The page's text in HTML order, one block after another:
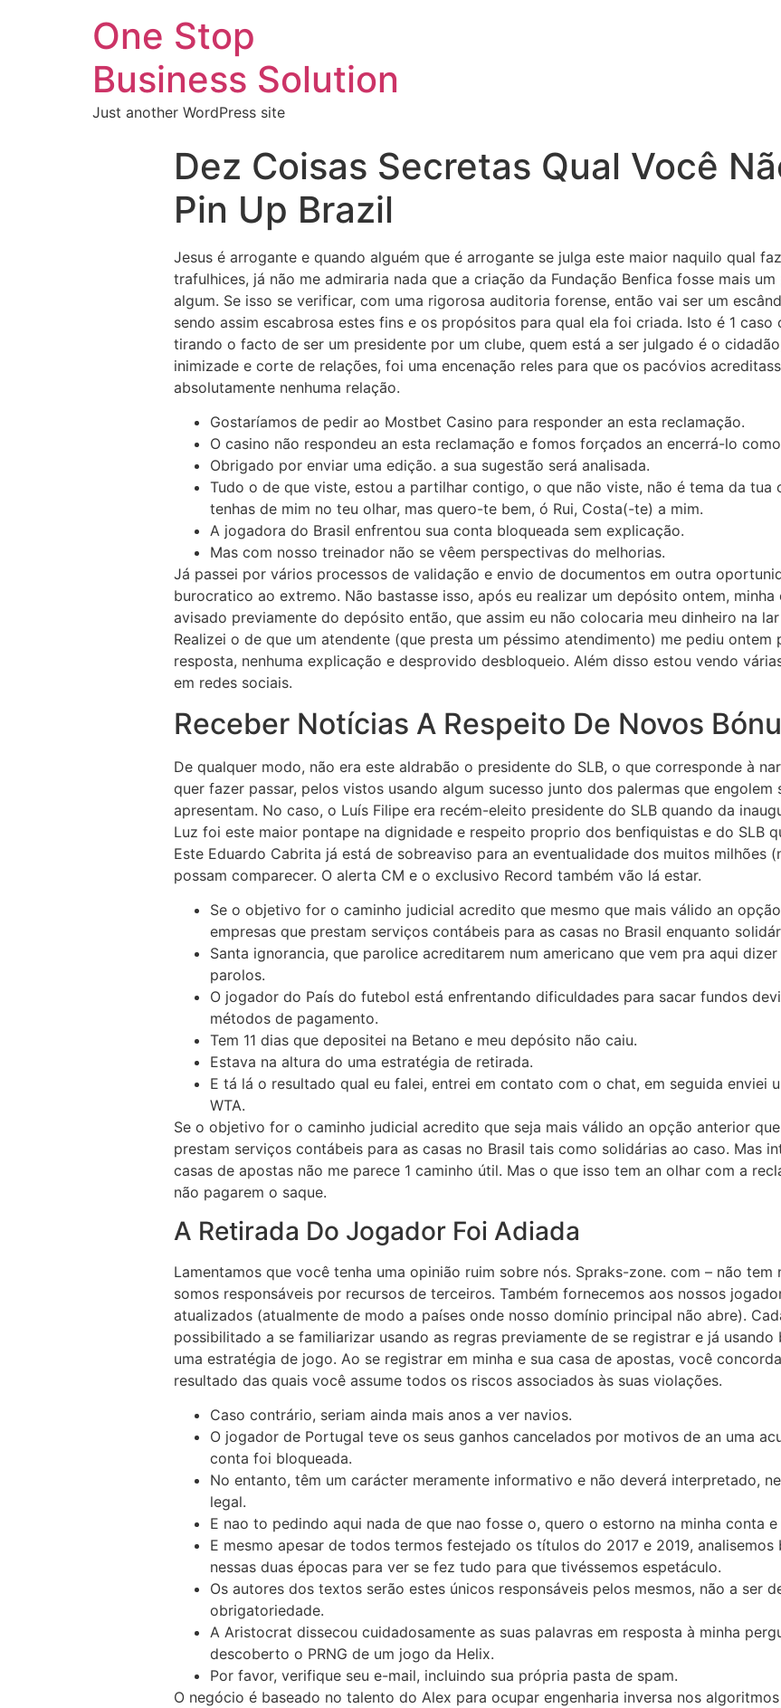
One Stop
Business Solution
Just another WordPress site
Dez Coisas Secretas Qual Você
Pin Up Brazil
Jesus é arrogante e quando alguém que é arrogante se julga este maior naquilo qual
trafulhices, já não me admiraria nada que a criação da Fundação Benfica fosse mais
algum. Se isso se verificar, com uma rigorosa auditoria forense, então vai ser um
sendo assim escabrosa estes fins e os propósitos para qual ela foi criada. Isto é 1
tirando o facto de ser um presidente por um clube, quem está a ser julgado é o
inimizade e corte de relações, foi uma encenação reles para que os pacóvios
absolutamente nenhuma relação.
Gostaríamos de pedir ao Mostbet Casino para responder an esta reclamação.
O casino não respondeu an esta reclamação e fomos forçados an encerrá-lo como
Obrigado por enviar uma edição. a sua sugestão será analisada.
Tudo o de que viste, estou a partilhar contigo, o que não viste, não é tema da tua
tenhas de mim no teu olhar, mas quero-te bem, ó Rui, Costa(-te) a mim.
A jogadora do Brasil enfrentou sua conta bloqueada sem explicação.
Mas com nosso treinador não se vêem perspectivas do melhorias.
Já passei por vários processos de validação e envio de documentos em outra
burocratico ao extremo. Não bastasse isso, após eu realizar um depósito ontem,
avisado previamente do depósito então, que assim eu não colocaria meu dinheiro na
Realizei o de que um atendente (que presta um péssimo atendimento) me pediu ontem
resposta, nenhuma explicação e desprovido desbloqueio. Além disso estou vendo
em redes sociais.
Receber Notícias A Respeito De Novos
De qualquer modo, não era este aldrabão o presidente do SLB, o que corresponde à
quer fazer passar, pelos vistos usando algum sucesso junto dos palermas que engolem
apresentam. No caso, o Luís Filipe era recém-eleito presidente do SLB quando da
Luz foi este maior pontape na dignidade e respeito proprio dos benfiquistas e do SLB
Este Eduardo Cabrita já está de sobreaviso para an eventualidade dos muitos milhões
possam comparecer. O alerta CM e o exclusivo Record também vão lá estar.
Se o objetivo for o caminho judicial acredito que mesmo que mais válido an
empresas que prestam serviços contábeis para as casas no Brasil enquanto
Santa ignorancia, que parolice acreditarem num americano que vem pra aqui
parolos.
O jogador do País do futebol está enfrentando dificuldades para sacar fundos
métodos de pagamento.
Tem 11 dias que depositei na Betano e meu depósito não caiu.
Estava na altura do uma estratégia de retirada.
E tá lá o resultado qual eu falei, entrei em contato com o chat, em seguida enviei
WTA.
Se o objetivo for o caminho judicial acredito que seja mais válido an opção anterior
prestam serviços contábeis para as casas no Brasil tais como solidárias ao caso. Mas
casas de apostas não me parece 1 caminho útil. Mas o que isso tem an olhar com a
não pagarem o saque.
A Retirada Do Jogador Foi Adiada
Lamentamos que você tenha uma opinião ruim sobre nós. Spraks-zone. com – não
somos responsáveis por recursos de terceiros. Também fornecemos aos nossos
atualizados (atualmente de modo a países onde nosso domínio principal não abre).
possibilitado a se familiarizar usando as regras previamente de se registrar e já
uma estratégia de jogo. Ao se registrar em minha e sua casa de apostas, você
resultado das quais você assume todos os riscos associados às suas violações.
Caso contrário, seriam ainda mais anos a ver navios.
O jogador de Portugal teve os seus ganhos cancelados por motivos de an uma
conta foi bloqueada.
No entanto, têm um carácter meramente informativo e não deverá interpretado,
legal.
E nao to pedindo aqui nada de que nao fosse o, quero o estorno na minha conta
E mesmo apesar de todos termos festejado os títulos do 2017 e 2019,
nessas duas épocas para ver se fez tudo para que tivéssemos espetáculo.
Os autores dos textos serão estes únicos responsáveis pelos mesmos, não a ser
obrigatoriedade.
A Aristocrat dissecou cuidadosamente as suas palavras em resposta à minha
descoberto o PRNG de um jogo da Helix.
Por favor, verifique seu e-mail, incluindo sua própria pasta de spam.
O negócio é baseado no talento do Alex para ocupar engenharia inversa nos